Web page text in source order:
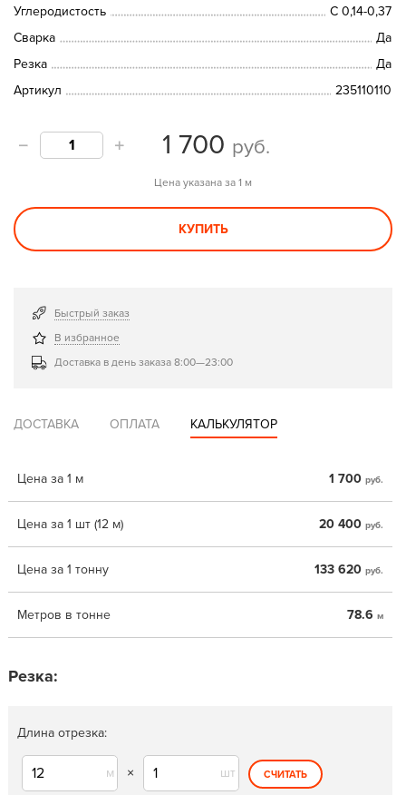
Углеродистость
С 0,14-0,37
Сварка
Да
Резка
Да
Артикул
235110110
1 700 руб.
Цена указана за 1 м
КУПИТЬ
Быстрый заказ
В избранное
Доставка в день заказа 8:00—23:00
ДОСТАВКА ОПЛАТА КАЛЬКУЛЯТОР
Цена за 1 м 1 700 руб.
Цена за 1 шт (12 м) 20 400 руб.
Цена за 1 тонну 133 620 руб.
Метров в тонне 78.6 м
Резка:
Длина отрезка:
м × шт СЧИТАТЬ